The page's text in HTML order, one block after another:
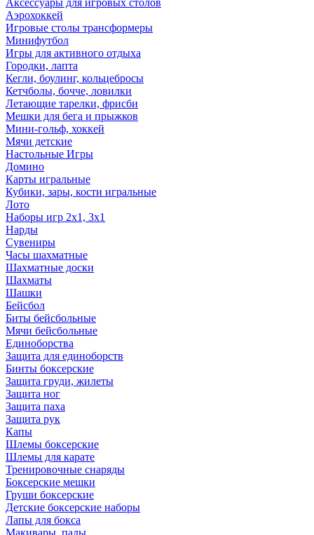
Аксессуары для игровых столов
Аэрохоккей
Игровые столы трансформеры
Минифутбол
Игры для активного отдыха
Городки, лапта
Кегли, боулинг, кольцебросы
Кетчболы, бочче, ловилки
Летающие тарелки, фрисби
Мешки для бега и прыжков
Мини-гольф, хоккей
Мячи детские
Настольные Игры
Домино
Карты игральные
Кубики, зары, кости игральные
Лото
Наборы игр 2х1, 3х1
Нарды
Сувениры
Часы шахматные
Шахматные доски
Шахматы
Шашки
Бейсбол
Биты бейсбольные
Мячи бейсбольные
Единоборства
Защита для единоборств
Бинты боксерские
Защита груди, жилеты
Защита ног
Защита паха
Защита рук
Капы
Шлемы боксерские
Шлемы для карате
Тренировочные снаряды
Боксерские мешки
Груши боксерские
Детские боксерские наборы
Лапы для бокса
Макивары, пады